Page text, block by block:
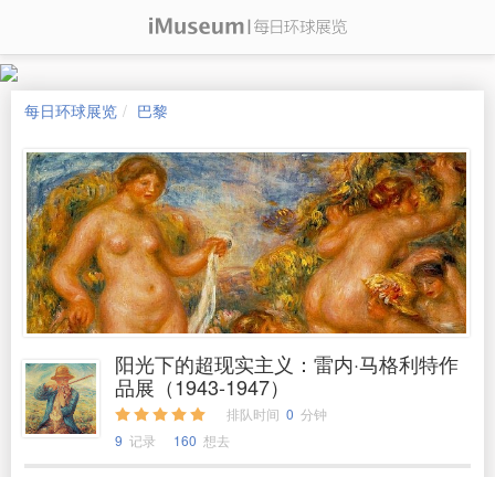
每日环球展览 巴黎
阳光下的超现实主义：雷内·马格利特作
品展（1943-1947）
排队时间 0 分钟
9 记录 160 想去